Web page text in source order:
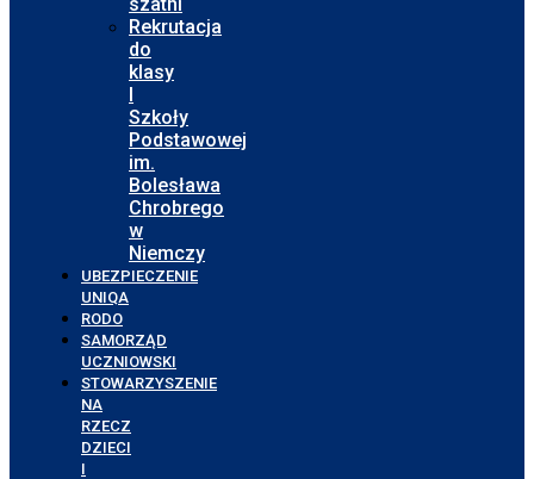
Rekrutacja
do
klasy
I
Szkoły
Podstawowej
im.
Bolesława
Chrobrego
w
Niemczy
UBEZPIECZENIE
UNIQA
RODO
SAMORZĄD
UCZNIOWSKI
STOWARZYSZENIE
NA
RZECZ
DZIECI
I